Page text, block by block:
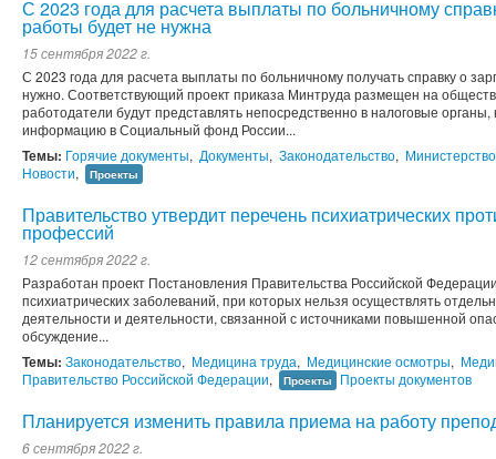
С 2023 года для расчета выплаты по больничному
работы будет не нужна
15 сентября 2022 г.
С 2023 года для расчета выплаты по больничному получать справку о
нужно. Соответствующий проект приказа Минтруда размещен на
работодатели будут представлять непосредственно в налоговые
информацию в Социальный фонд России...
Темы: Горячие документы, Документы, Законодательство,
Новости, Проекты
Правительство утвердит перечень психиатрических
профессий
12 сентября 2022 г.
Разработан проект Постановления Правительства Российской
психиатрических заболеваний, при которых нельзя осуществлять
деятельности и деятельности, связанной с источниками повышенной
обсуждение...
Темы: Законодательство, Медицина труда, Медицинские осмотры,
Правительство Российской Федерации, Проекты Проекты документов
Планируется изменить правила приема на работу
6 сентября 2022 г.